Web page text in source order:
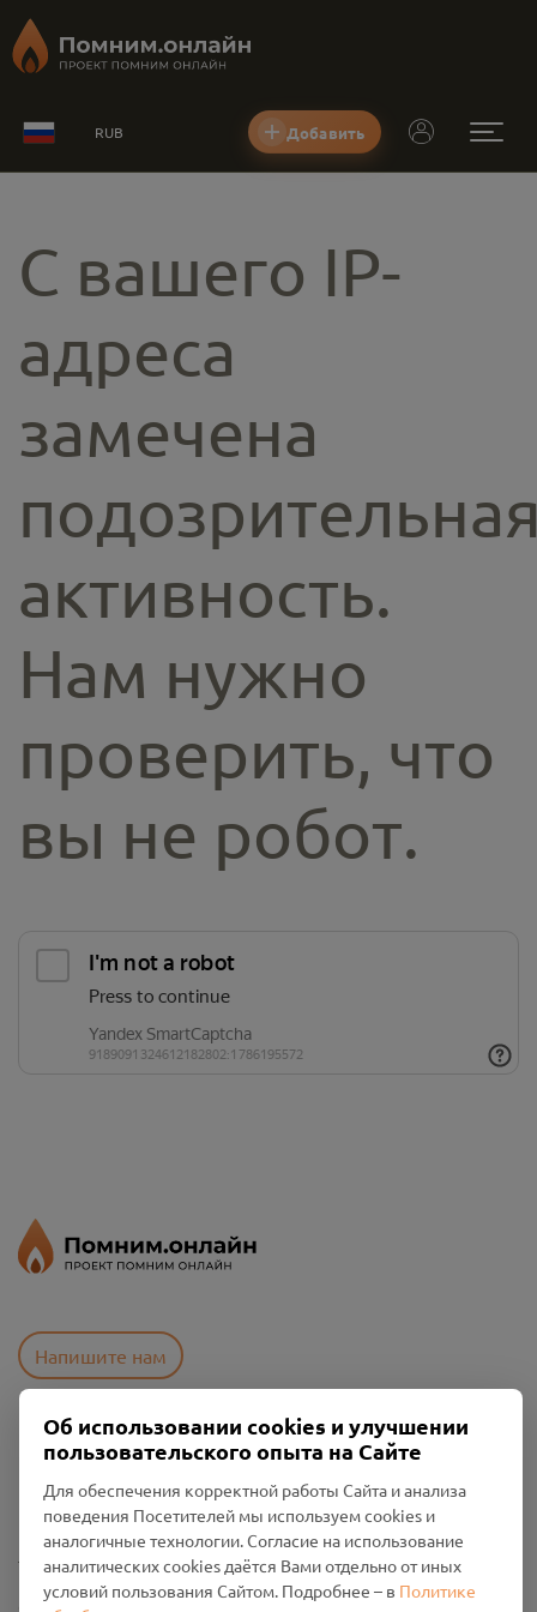
RUB Добавить
С вашего IP-
адреса
замечена
активность.
Нам нужно
проверить, что
вы не робот.
Напишите нам
Пользовательское соглашение
Промо-материалы
Настройки cookies
Общество с ограниченной ответственностью «Смоленский
Об использовании cookies и улучшении
пользовательского опыта на Сайте
Для обеспечения корректной работы Сайта и анализа
поведения Посетителей мы используем cookies и
аналогичные технологии. Согласие на использование
аналитических cookies даётся Вами отдельно от иных
условий пользования Сайтом. Подробнее – в Политике